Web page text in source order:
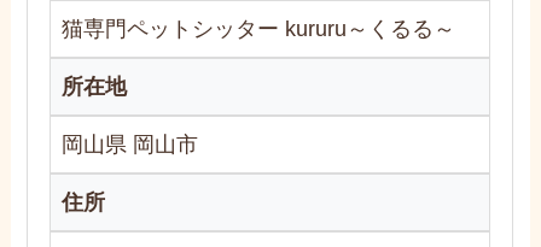
猫専門ペットシッター kururu～くるる～
所在地
岡山県 岡山市
住所